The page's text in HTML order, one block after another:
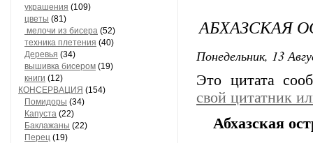
украшения (109)
цветы (81)
мелочи из бисера (52)
техника плетения (40)
Деревья (34)
вышивка бисером (19)
книги (12)
КОНСЕРВАЦИЯ (154)
Помидоры (34)
Капуста (22)
Баклажаны (22)
Перец (19)
АБХАЗСКАЯ
Понедельник, 13
Это цитата
свой цитатник
Абхазская